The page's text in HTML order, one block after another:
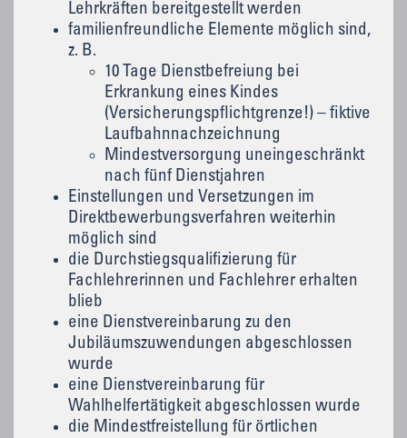
Lehrkräften bereitgestellt werden
familienfreundliche Elemente möglich sind,
z. B.
10 Tage Dienstbefreiung bei
Erkrankung eines Kindes
(Versicherungspflichtgrenze!) – fiktive
Laufbahnnachzeichnung
Mindestversorgung uneingeschränkt
nach fünf Dienstjahren
Einstellungen und Versetzungen im
Direktbewerbungsverfahren weiterhin
möglich sind
die Durchstiegsqualifizierung für
Fachlehrerinnen und Fachlehrer erhalten
blieb
eine Dienstvereinbarung zu den
Jubiläumszuwendungen abgeschlossen
wurde
eine Dienstvereinbarung für
Wahlhelfertätigkeit abgeschlossen wurde
die Mindestfreistellung für örtlichen